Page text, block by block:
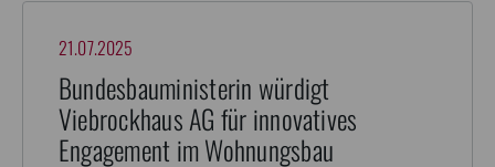
21.07.2025
Bundesbauministerin würdigt
Viebrockhaus AG für innovatives
Engagement im Wohnungsbau